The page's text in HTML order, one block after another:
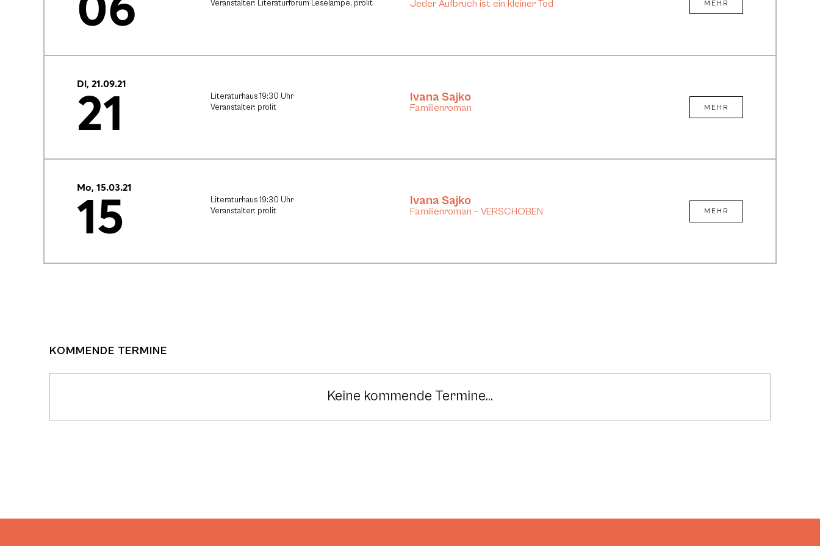
06 Veranstalter: Literaturforum Leselampe, prolit Jeder Aufbruch ist ein kleiner Tod MEHR
Di, 21.09.21
21
Literaturhaus 19:30 Uhr
Veranstalter: prolit
Ivana Sajko
Familienroman MEHR
Mo, 15.03.21
15
Literaturhaus 19:30 Uhr
Veranstalter: prolit
Ivana Sajko
Familienroman – VERSCHOBEN MEHR
KOMMENDE TERMINE
Keine kommende Termine...